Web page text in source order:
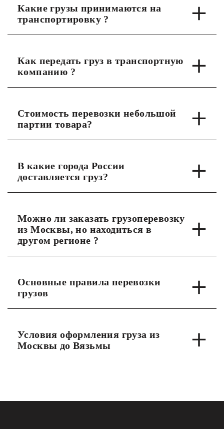
Какие грузы принимаются на
транспортировку ?
Как передать груз в транспортную
компанию ?
Стоимость перевозки небольшой
партии товара?
В какие города России
доставляется груз?
Можно ли заказать грузоперевозку
из Москвы, но находиться в
другом регионе ?
Основные правила перевозки
грузов
Условия оформления груза из
Москвы до Вязьмы